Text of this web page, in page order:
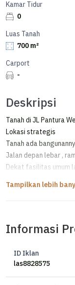
Kamar Tidur
0
Luas Tanah
700 m²
Carport
-
Deskripsi
Tanah di JL Pantura
Lokasi strategis
Tanah ada
Jalan depan lebar ,
Dekat fasilitas umum
Informasi
ID Iklan
las8828575